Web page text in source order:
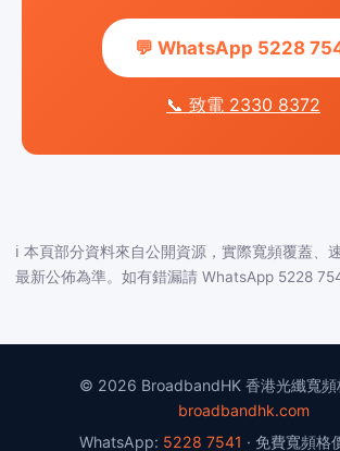
💬 WhatsApp 5228
📞 致電 2330 8372
ℹ️ 本頁部分資料來自公開資源，實際寬頻覆蓋、
最新公佈為準。如有錯漏請 WhatsApp 5228
© 2026 BroadbandHK 香港光纖寬頻
broadbandhk.com
WhatsApp: 5228 7541 · 免費寬頻格